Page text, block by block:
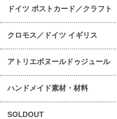
ドイツ ポストカード／クラフト
クロモス／ドイツ イギリス
アトリエボヌールドゥジュール
ハンドメイド素材・材料
SOLDOUT